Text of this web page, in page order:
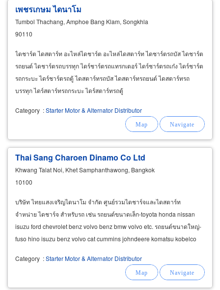
เพชรเกษม ไดนาโม
Tumbol Thachang, Amphoe Bang Klam, Songkhla
90110
ไดชาร์ต ไดสตาร์ท อะไหล่ไดชาร์ต อะไหล่ไดสตาร์ท ไดชาร์ตรถบัส ไดชาร์ต
รถยนต์ ไดชาร์ตรถบรรทุก ไดร์ชาร์ตรถแทรกเตอร์ ไดร์ชาร์ตรถเก๋ง ไดร์ชาร์ต
รถกระบะ ไดร์ชาร์ตรถตู้ ไดสตาร์ทรถบัส ไดสตาร์ทรถยนต์ ไดสตาร์ทรถ
บรรทุก ไดร์สตาร์ทรถกระบะ ไดร์สตาร์ทรถตู้
Category :Starter Motor & Alternator Distributor
Thai Sang Charoen Dinamo Co Ltd
Khwang Talat Noi, Khet Samphanthawong, Bangkok
10100
บริษัท ไทยแสงเจริญไดนาโม จำกัด ศูนย์รวมไดชาร์จและไดสตาร์ท
จำหน่าย ไดชาร์จ สำหรับรถ เช่น รถยนต์ขนาดเล็ก-toyota honda nissan
isuzu ford chevrolet benz volvo benz bmw volvo etc. รถยนต์ขนาดใหญ่-
fuso hino isuzu benz volvo cat cummins johndeere komatsu kobelco
Category :Starter Motor & Alternator Distributor